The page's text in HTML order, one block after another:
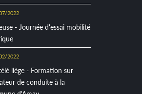
2022
- Journée d'essai mobilité
2022
liège - Formation sur
de conduite à la